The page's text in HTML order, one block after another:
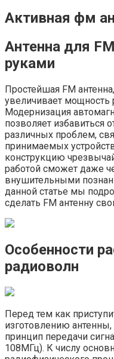
Активная фм
Антенна для
руками
Простейшая FM
увеличивает мощность
Модернизация
позволяет избавиться
различных проблем,
принимаемых
конструкцию
работой сможет даже
внушительными
данной статье мы
сделать FM антенну
Особенности
радиоволн
Перед тем как
изготовлению
принцип передачи
108МГц). К числу